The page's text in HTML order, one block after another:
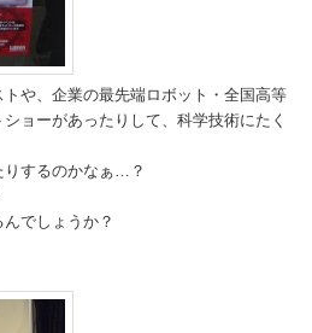
や、企業の最先端ロボット・全国高等
ョーがあったりして、科学技術にたく
りするのかなぁ…？
でしょうか？